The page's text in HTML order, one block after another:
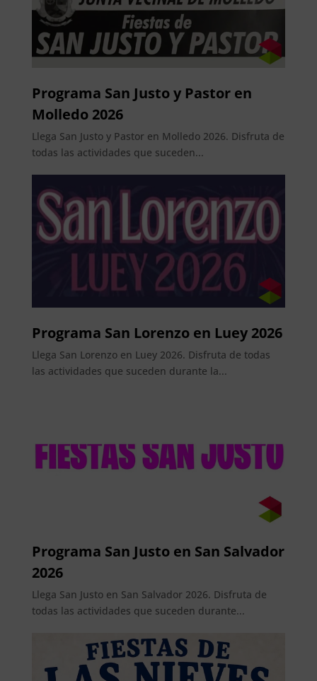
Programa San Justo y Pastor en
Molledo 2026
Llega San Justo y Pastor en Molledo 2026. Disfruta de
todas las actividades que suceden...
Programa San Lorenzo en Luey 2026
Llega San Lorenzo en Luey 2026. Disfruta de todas
las actividades que suceden durante la...
Programa San Justo en San Salvador
2026
Llega San Justo en San Salvador 2026. Disfruta de
todas las actividades que suceden durante...